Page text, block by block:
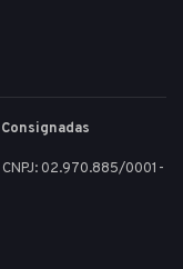
02.970.885/0001-